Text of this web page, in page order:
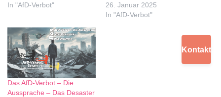
In "AfD-Verbot"
26. Januar 2025
In "AfD-Verbot"
Das AfD-Verbot – Die
Aussprache – Das Desaster
Kontakt